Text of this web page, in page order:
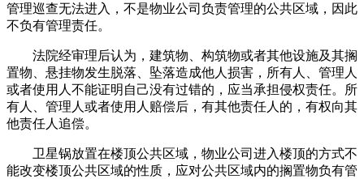
管理巡查无法进入，不是物业公司负责管理的公共区域，因此
不负有管理责任。
法院经审理后认为，建筑物、构筑物或者其他设施及其搁
置物、悬挂物发生脱落、坠落造成他人损害，所有人、管理人
或者使用人不能证明自己没有过错的，应当承担侵权责任。所
有人、管理人或者使用人赔偿后，有其他责任人的，有权向其
他责任人追偿。
卫星锅放置在楼顶公共区域，物业公司进入楼顶的方式不
能改变楼顶公共区域的性质，应对公共区域内的搁置物负有管